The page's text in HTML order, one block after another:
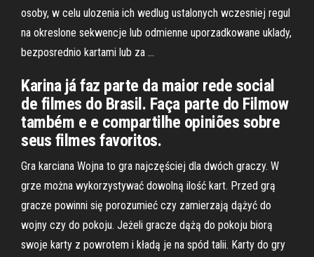
osoby, w celu ulozenia ich wedlug ustalonych wczesniej regul
na okreslone sekwencje lub odmienne uporzadkowane uklady,
bezposrednio kartami lub za …
Karina já faz parte da maior rede social
de filmes do Brasil. Faça parte do Filmow
também e e compartilhe opiniões sobre
seus filmes favoritos.
Gra karciana Wojna to gra najczęściej dla dwóch graczy. W
grze można wykorzystywać dowolną ilość kart. Przed grą
gracze powinni się porozumieć czy zamierzają dążyć do
wojny czy do pokoju. Jeżeli gracze dążą do pokoju biorą
swoje karty z powrotem i kładą je na spód talii. Karty do gry